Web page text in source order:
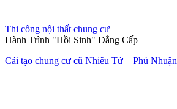
Thi công nội thất chung cư
Hành Trình "Hồi Sinh" Đẳng Cấp
Cải tạo chung cư cũ Nhiêu Tứ – Phú Nhuận